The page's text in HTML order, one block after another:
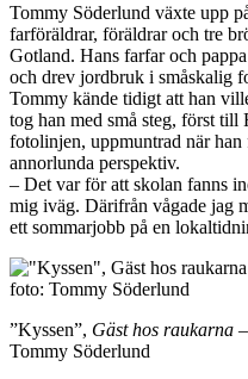
Tommy Söderlund växte upp
farföräldrar, föräldrar och tre
Gotland. Hans farfar och
och drev jordbruk i småskalig
Tommy kände tidigt att han
tog han med små steg, först
fotolinjen, uppmuntrad när
annorlunda perspektiv.
– Det var för att skolan fanns
mig iväg. Därifrån vågade jag
ett sommarjobb på en
”Kyssen”, Gäst hos raukarna
Tommy Söderlund